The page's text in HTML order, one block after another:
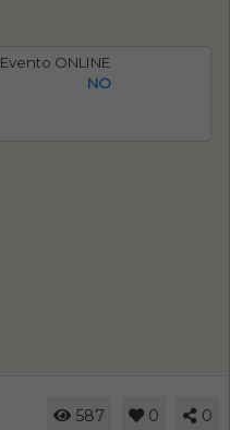
Evento ONLINE
NO
587 0 0